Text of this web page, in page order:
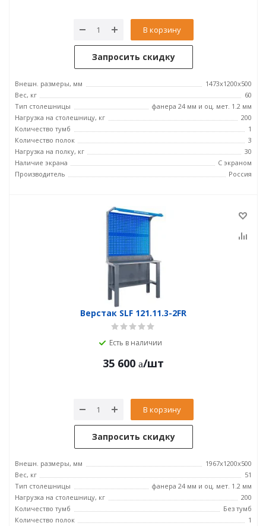
В корзину
Запросить скидку
Внешн. размеры, мм
1473x1200x500
Вес, кг
60
Тип столешницы
фанера 24 мм и оц. мет. 1.2 мм
Нагрузка на столешницу, кг
200
Количество тумб
1
Количество полок
3
Нагрузка на полку, кг
30
Наличие экрана
С экраном
Производитель
Россия
Верстак SLF 121.11.3-2FR
Есть в наличии
35 600 /шт
В корзину
Запросить скидку
Внешн. размеры, мм
1967x1200x500
Вес, кг
51
Тип столешницы
фанера 24 мм и оц. мет. 1.2 мм
Нагрузка на столешницу, кг
200
Количество тумб
Без тумб
Количество полок
1